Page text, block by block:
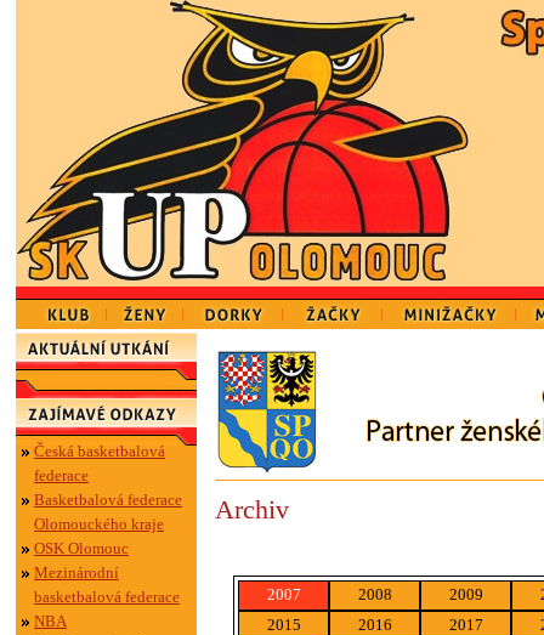
Česká basketbalová
federace
Basketbalová federace
Olomouckého kraje
OSK Olomouc
Mezinárodní
basketbalová federace
NBA
Archiv
2007 2008 2009
2015
2016 2017